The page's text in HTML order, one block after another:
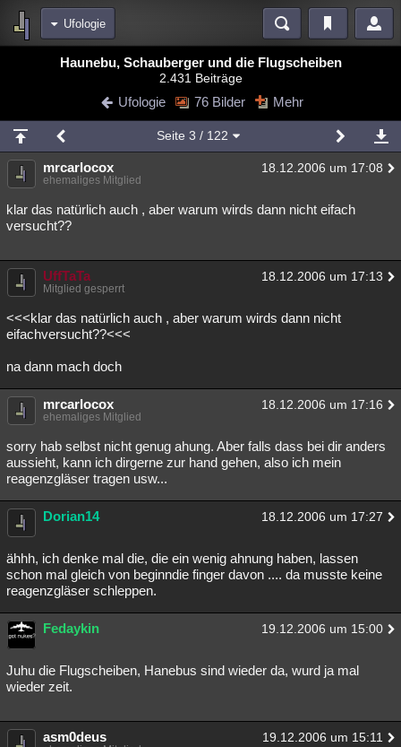
Ufologie
Blogs Videos
Chat Wiki Neuigkeiten
meine Rubriken
Menschen Wissenschaft Mystery Kriminalfälle
Spiritualität Verschwörungen Technologie Ufologie
weitere Rubriken
Philosophie Träume
Astronomie Helpdesk
Musik Clash
Übersichten
Besucht Teilgenommen
Lesenswert Schlüsselwörter
Haunebu, Schauberger und die Flugscheiben
2.431 Beiträge
Ufologie 76 Bilder Mehr
Seite 3 / 122
mrcarlocox 18.12.2006 um 17:08
ehemaliges Mitglied
klar das natürlich auch , aber warum wirds dann nicht eifach
versucht??
UffTaTa 18.12.2006 um 17:13
Mitglied gesperrt
<<<klar das natürlich auch , aber warum wirds dann nicht
eifachversucht??<<<
na dann mach doch
mrcarlocox 18.12.2006 um 17:16
ehemaliges Mitglied
sorry hab selbst nicht genug ahung. Aber falls dass bei dir anders
aussieht, kann ich dirgerne zur hand gehen, also ich mein
reagenzgläser tragen usw...
Dorian14 18.12.2006 um 17:27
ähhh, ich denke mal die, die ein wenig ahnung haben, lassen
schon mal gleich von beginndie finger davon .... da musste keine
reagenzgläser schleppen.
Fedaykin 19.12.2006 um 15:00
Juhu die Flugscheiben, Hanebus sind wieder da, wurd ja mal
wieder zeit.
asm0deus 19.12.2006 um 15:11